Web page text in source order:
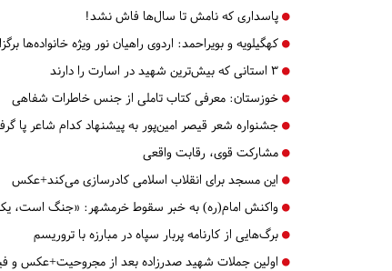
پاسداری که نامش تا سال‌ها فاش نشد!
کهگیلویه و بویراحمد: اردوی راهیان نور ویژه خانواده‌ها
۳ استانی که بیش‌ترین شهید در اسارت را دارند
خوزستان: معرفی کتاب تاملی از جنس خاطرات شفاهی
جشنواره شعر قیصر امین‌پور به پیشنهاد کدام شاعر پا
مشارکت قوی، رقابت واقعی
این مسجد برای انقلاب اسلامی کادرسازی می‌کند+عکس
واکنش امام(ره) به خبر سقوط خرمشهر: «جنگ است،
برگ‌هایی از کارنامه پربار سپاه در مبارزه با تروریسم
اولین جملات شهید صدرزاده بعد از مجروحیت+عکس و